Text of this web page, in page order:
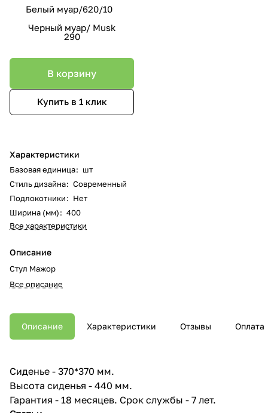
Белый муар/620/10
Черный муар/ Musk
290
В корзину
Купить в 1 клик
Характеристики
Базовая единица: шт
Стиль дизайна: Современный
Подлокотники: Нет
Ширина (мм): 400
Все характеристики
Описание
Стул Мажор
Все описание
Описание Характеристики Отзывы Оплата
Сиденье - 370*370 мм.
Высота сиденья - 440 мм.
Гарантия - 18 месяцев. Срок службы - 7 лет.